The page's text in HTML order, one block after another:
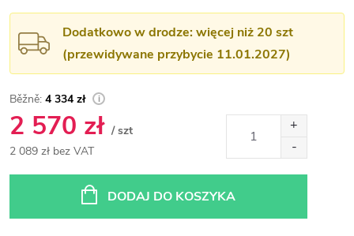
Dodatkowo w drodze: więcej niż 20 szt
(przewidywane przybycie 11.01.2027)
4 334 zł
2 570 zł / szt
2 089 zł bez VAT
DODAJ DO KOSZYKA